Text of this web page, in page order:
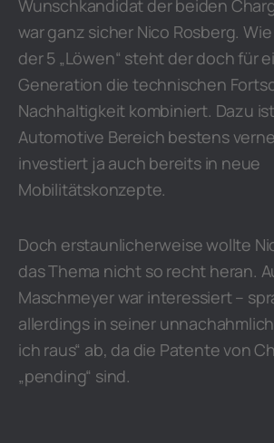
Wunschkandidat der beiden
war ganz sicher Nico Rosberg.
der 5 „Löwen“ steht der doch für
Generation die technischen
Nachhaltigkeit kombiniert. Dazu
Automotive Bereich bestens
investiert ja auch bereits in neue
Mobilitätskonzepte.
Doch erstaunlicherweise wollte
das Thema nicht so recht heran.
Maschmeyer war interessiert –
allerdings in seiner
ich raus“ ab, da die Patente von
„pending“ sind.